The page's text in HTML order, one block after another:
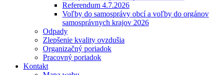
Referendum 4.7.2026
Voľby do samosprávy obcí a voľby do orgánov
samosprávnych krajov 2026
Odpady
Zlepšenie kvality ovzdušia
Organizačný poriadok
Pracovný poriadok
Kontakt